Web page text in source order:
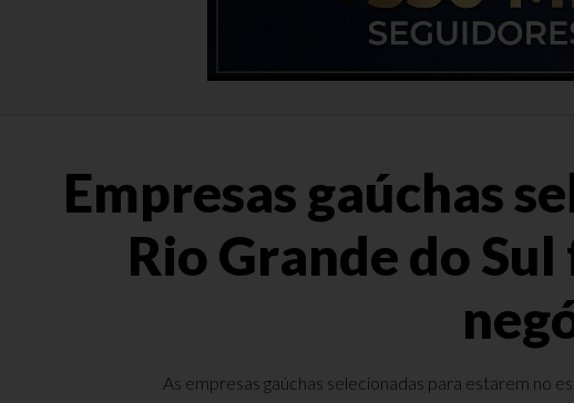
Empresas gaúchas
Rio Grande do
As empresas gaúchas selecionadas para estarem no